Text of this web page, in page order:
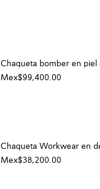
Chaqueta bomber en
Mex$99,400.00
Chaqueta Workwear en
Mex$38,200.00